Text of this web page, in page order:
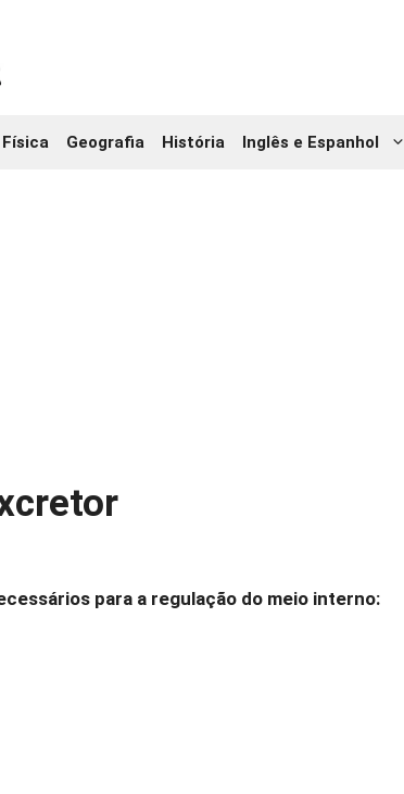
Física Geografia História Inglês e Espanhol
para a regulação do meio interno: